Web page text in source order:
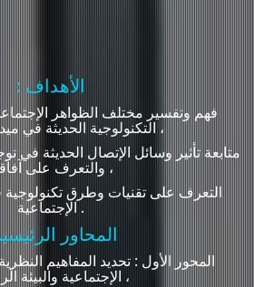
: الأهداف
التكنولوجية الحديثة في ميدان الإتصال ،
والتعرف على آفاقها ،
الإجتماعية .
: المحاور
المحور الأول : تحديد المفاهيم
الإجتماعية والبيئة الرقمية ،